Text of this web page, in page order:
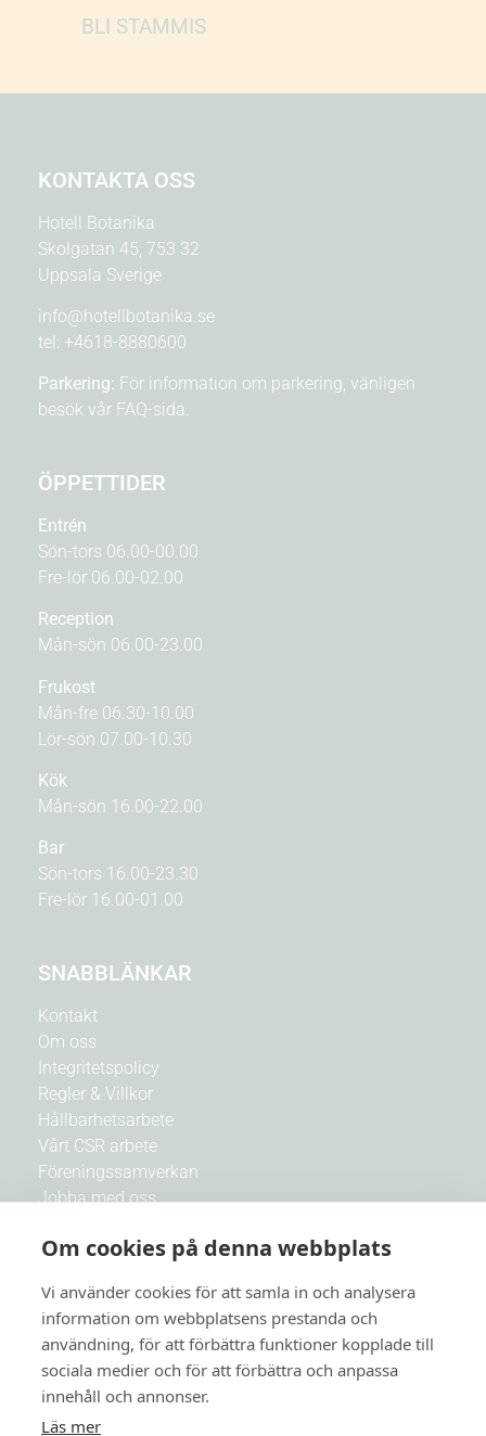
Om cookies på denna webbplats
Vi använder cookies för att samla in och analysera
information om webbplatsens prestanda och
användning, för att förbättra funktioner kopplade till
sociala medier och för att förbättra och anpassa
innehåll och annonser.
Läs mer
BLI STAMMIS
KONTAKTA OSS
Hotell Botanika
Skolgatan 45, 753 32
Uppsala Sverige
info@hotellbotanika.se
tel: +4618-8880600
Parkering: För information om parkering, vänligen
besök vår FAQ-sida.
ÖPPETTIDER
Entrén
Sön-tors 06.00-00.00
Fre-lör 06.00-02.00
Reception
Mån-sön 06.00-23.00
Frukost
Mån-fre 06.30-10.00
Lör-sön 07.00-10.30
Kök
Mån-sön 16.00-22.00
Bar
Sön-tors 16.00-23.30
Fre-lör 16.00-01.00
SNABBLÄNKAR
Kontakt
Om oss
Integritetspolicy
Regler & Villkor
Hållbarhetsarbete
Vårt CSR arbete
Föreningssamverkan
Jobba med oss
Få nyheter och Botanikas bästa erbjudanden först av
alla
E-post